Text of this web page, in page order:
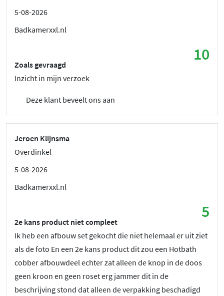
5-08-2026
Badkamerxxl.nl
10
Zoals gevraagd
Inzicht in mijn verzoek
Deze klant beveelt ons aan
Jeroen Klijnsma
Overdinkel
5-08-2026
Badkamerxxl.nl
5
2e kans product niet compleet
Ik heb een afbouw set gekocht die niet helemaal er uit ziet
als de foto En een 2e kans product dit zou een Hotbath
cobber afbouwdeel echter zat alleen de knop in de doos
geen kroon en geen roset erg jammer dit in de
beschrijving stond dat alleen de verpakking beschadigd